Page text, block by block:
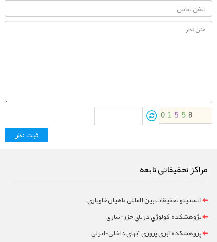
مراکز تحقیقاتی تابعه
انستیتو تحقیقات بین المللی ماهیان خاویاری
پژوهشکده اکولوژي درياي خزر-ساری
پژوهشکده آبزي پروري آبهاي داخلي-انزلي